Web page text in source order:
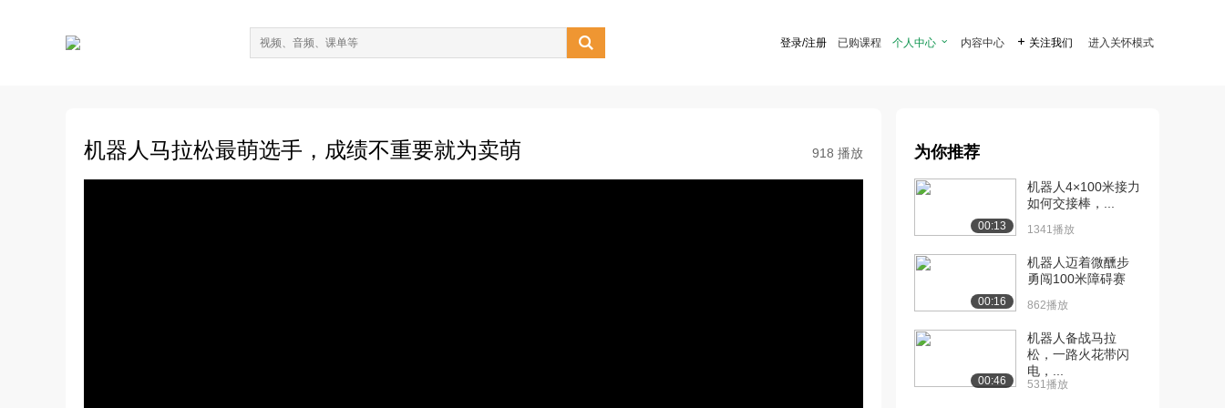
 登录/注册 已购课程 个人中心  内容中心  关注我们 进入关怀模式
机器人马拉松最萌选手，成绩不重要就为卖萌 918 播放 为你推荐
00:13
机器人4×100米接力
如何交接棒，...
1341播放
00:16
机器人迈着微醺步
勇闯100米障碍赛
862播放
00:46
机器人备战马拉
松，一路火花带闪
电，...
531播放